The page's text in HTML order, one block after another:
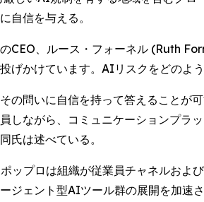
自信を与える。
CEO、ルース・フォーネル (Ruth
げかけています。AIリスクをどのよ
の問いに自信を持って答えること
しながら、コミュニケーションプラ
氏は述べている。
ップロは組織が従業員チャネルおよ
ジェント型AIツール群の展開を加速